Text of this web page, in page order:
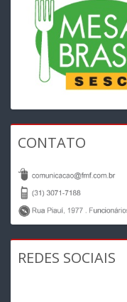
CONTATO
REDES SOCIAIS